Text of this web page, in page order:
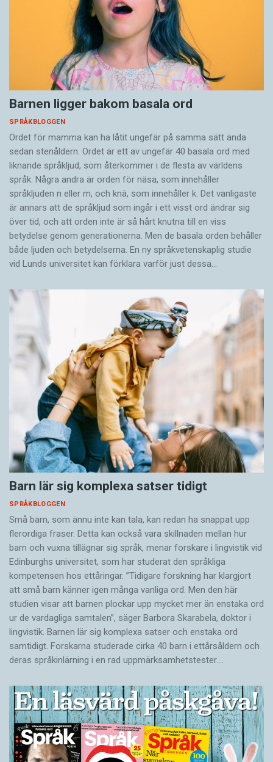
Barnen ligger bakom basala ord
SPRÅKBLOGGEN
Ordet för mamma kan ha låtit ungefär på samma sätt ända
sedan stenåldern. Ordet är ett av ungefär 40 basala ord med
liknande språkljud, som återkommer i de flesta av världens
språk. Några andra är orden för näsa, som innehåller
språkljuden n eller m, och knä, som innehåller k. Det vanligaste
är annars att de språkljud som ingår i ett visst ord ändrar sig
över tid, och att orden inte är så hårt knutna till en viss
betydelse genom generationerna. Men de basala orden behåller
både ljuden och betydelserna. En ny språkvetenskaplig studie
vid Lunds universitet kan förklara varför just dessa…
Barn lär sig komplexa satser tidigt
SPRÅKBLOGGEN
Små barn, som ännu inte kan tala, kan redan ha snappat upp
flerordiga fraser. Detta kan också vara skillnaden mellan hur
barn och vuxna tillägnar sig språk, menar forskare i lingvistik vid
Edinburghs universitet, som har studerat den språkliga
kompetensen hos ettåringar. ”Tidigare forskning har klargjort
att små barn känner igen många vanliga ord. Men den här
studien visar att barnen plockar upp mycket mer än enstaka ord
ur de vardagliga samtalen”, säger Barbora Skarabela, doktor i
lingvistik. Barnen lär sig komplexa satser och enstaka ord
samtidigt. Forskarna studerade cirka 40 barn i ettårsåldern och
deras språkinlärning i en rad uppmärksamhetstester.…